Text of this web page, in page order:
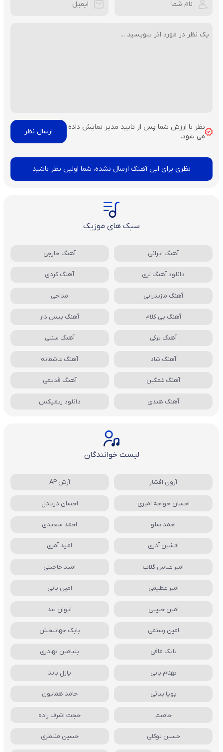
نظر با ارزش شما پس از تایید مدیر نمایش داده
می شود.
نظری برای این آهنگ ارسال نشده، شما اولین نظر باشید
سبک های موزیک
آهنگ ایرانی آهنگ خارجی
دانلود آهنگ لری آهنگ کردی
آهنگ مازندرانی مداحی
آهنگ بی کلام آهنگ بیس دار
آهنگ ترکی آهنگ سنتی
آهنگ شاد آهنگ عاشقانه
آهنگ غمگین آهنگ قدیمی
آهنگ هندی دانلود ریمیکس
لیست خوانندگان
آرون افشار آرش AP
احسان خواجه امیری احسان دریادل
احمد سلو احمد سعیدی
افشین آذری امید آمری
امیر عباس گلاب امید حاجیلی
امیر عظیمی امین بانی
امین حبیبی ایوان بند
امین رستمی بابک جهانبخش
بابک مافی بنیامین بهادری
بهنام بانی پازل باند
پویا بیاتی حامد همایون
حامیم حجت اشرف زاده
حسین توکلی حسین منتظری